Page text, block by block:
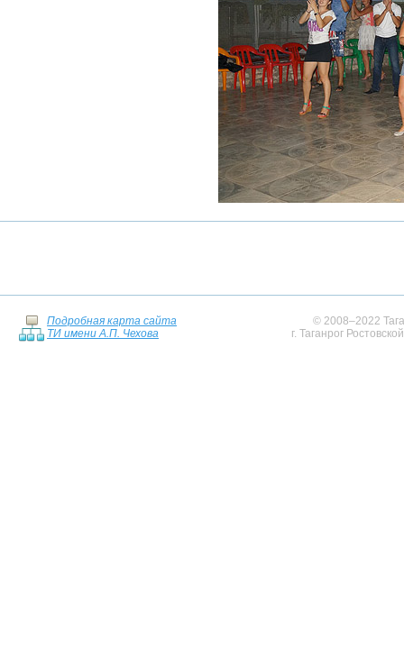
Подробная карта сайта
ТИ имени А.П. Чехова
© 2008–2022
г. Таганрог